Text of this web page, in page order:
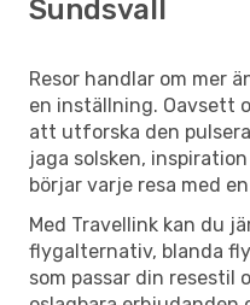
Sundsvall
Resor handlar om mer
en inställning. Oavsett
att utforska den
jaga solsken,
börjar varje resa med
Med Travellink kan du
flygalternativ, blanda
som passar din resestil